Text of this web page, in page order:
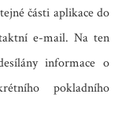
části aplikace do
e-mail. Na ten
informace o
pokladního